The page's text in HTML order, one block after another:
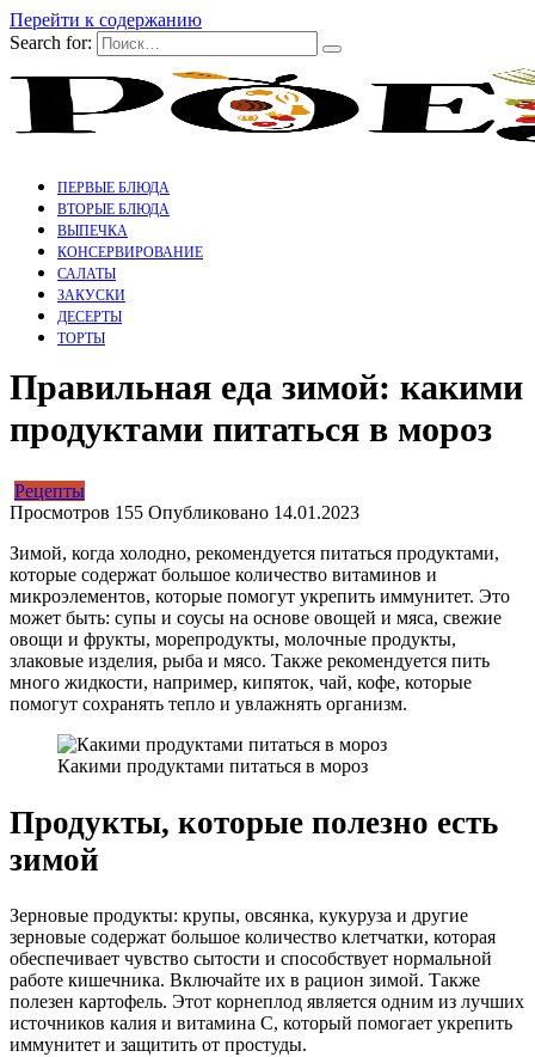
Перейти к содержанию
Search for:
ПЕРВЫЕ БЛЮДА
ВТОРЫЕ БЛЮДА
ВЫПЕЧКА
КОНСЕРВИРОВАНИЕ
САЛАТЫ
ЗАКУСКИ
ДЕСЕРТЫ
ТОРТЫ
Правильная еда зимой: какими
продуктами питаться в мороз
Рецепты
Просмотров 155 Опубликовано 14.01.2023
Зимой, когда холодно, рекомендуется питаться продуктами,
которые содержат большое количество витаминов и
микроэлементов, которые помогут укрепить иммунитет. Это
может быть: супы и соусы на основе овощей и мяса, свежие
овощи и фрукты, морепродукты, молочные продукты,
злаковые изделия, рыба и мясо. Также рекомендуется пить
много жидкости, например, кипяток, чай, кофе, которые
помогут сохранять тепло и увлажнять организм.
Какими продуктами питаться в мороз
Продукты, которые полезно есть
зимой
Зерновые продукты: крупы, овсянка, кукуруза и другие
зерновые содержат большое количество клетчатки, которая
обеспечивает чувство сытости и способствует нормальной
работе кишечника. Включайте их в рацион зимой. Также
полезен картофель. Этот корнеплод является одним из лучших
источников калия и витамина C, который помогает укрепить
иммунитет и защитить от простуды.